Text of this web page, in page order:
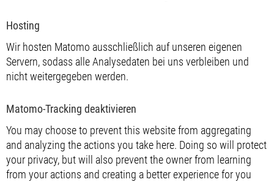
Hosting
Wir hosten Matomo ausschließlich auf unseren eigenen
Servern, sodass alle Analysedaten bei uns verbleiben und
nicht weitergegeben werden.
Matomo-Tracking deaktivieren
You may choose to prevent this website from aggregating
and analyzing the actions you take here. Doing so will protect
your privacy, but will also prevent the owner from learning
from your actions and creating a better experience for you